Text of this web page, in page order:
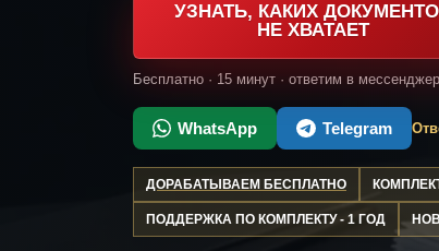
УЗНАТЬ, КАКИХ
НЕ ХВАТАЕТ
Бесплатно · 15 минут · ответим в
WhatsApp Telegram
ДОРАБАТЫВАЕМ БЕСПЛАТНО
ПОДДЕРЖКА ПО КОМПЛЕКТУ - 1 ГОД